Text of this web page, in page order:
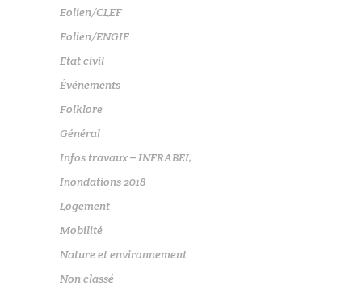
Eolien/CLEF
Eolien/ENGIE
Etat civil
Événements
Folklore
Général
Infos travaux – INFRABEL
Inondations 2018
Logement
Mobilité
Nature et environnement
Non classé